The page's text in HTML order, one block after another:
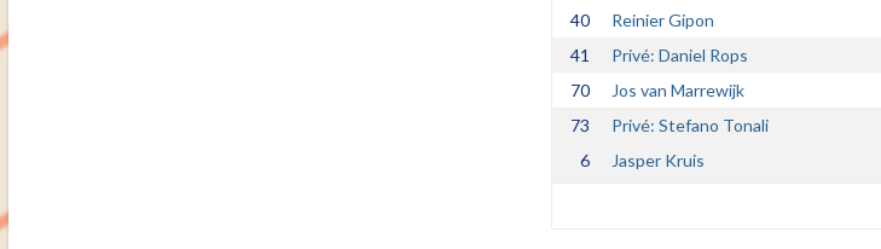
40
Reinier Gipon
41
Privé: Daniel Rops
70
Jos van Marrewijk
73
Privé: Stefano Tonali
6
Jasper Kruis